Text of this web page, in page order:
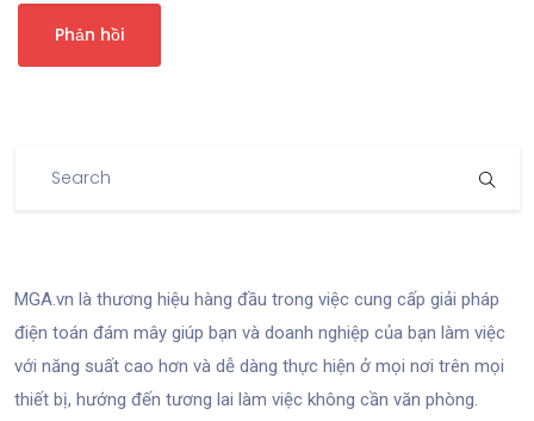
MGA.vn là thương hiệu hàng đầu trong việc cung cấp giải pháp
điện toán đám mây giúp bạn và doanh nghiệp của bạn làm việc
với năng suất cao hơn và dễ dàng thực hiện ở mọi nơi trên mọi
thiết bị, hướng đến tương lai làm việc không cần văn phòng.